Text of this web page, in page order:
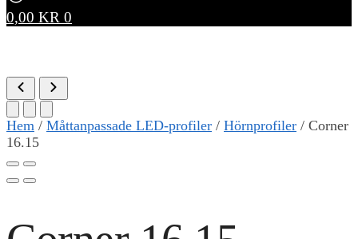
0,00 KR 0
Hem / Måttanpassade LED-profiler / Hörnprofiler / Corner
16.15